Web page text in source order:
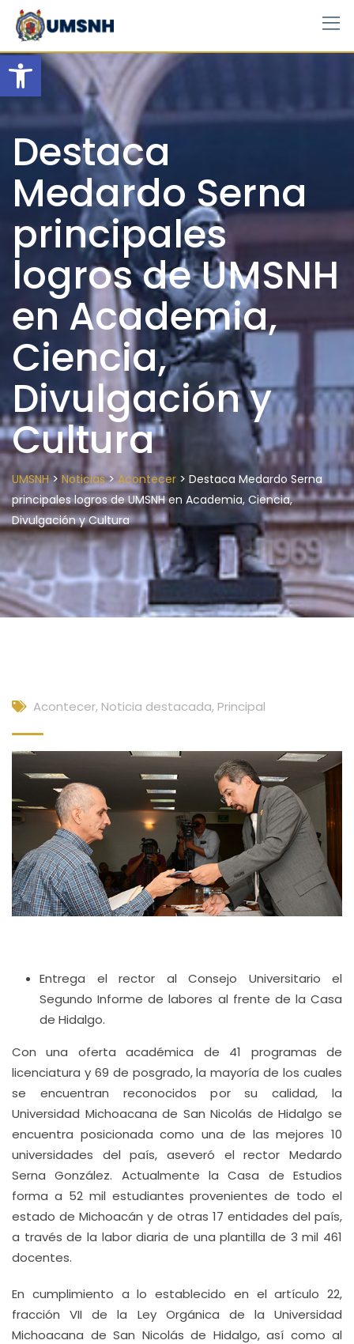
Open toolbar
Skip
content
Destaca
Medardo Serna
principales
logros de UMSNH
en Academia,
Ciencia,
Divulgación y
Cultura
UMSNH> Noticias>Acontecer > Destaca Medardo Serna
principales logros de UMSNH en Academia, Ciencia,
Divulgación y Cultura
Acontecer, Noticia destacada, Principal
Entrega el rector al Consejo Universitario el
Segundo Informe de labores al frente de la Casa
de Hidalgo.
Con una oferta académica de 41 programas de
licenciatura y 69 de posgrado, la mayoría de los cuales
se encuentran reconocidos por su calidad, la
Universidad Michoacana de San Nicolás de Hidalgo se
encuentra posicionada como una de las mejores 10
universidades del país, aseveró el rector Medardo
Serna González. Actualmente la Casa de Estudios
forma a 52 mil estudiantes provenientes de todo el
estado de Michoacán y de otras 17 entidades del país,
a través de la labor diaria de una plantilla de 3 mil 461
docentes.
En cumplimiento a lo establecido en el artículo 22,
fracción VII de la Ley Orgánica de la Universidad
Michoacana de San Nicolás de Hidalgo, así como al